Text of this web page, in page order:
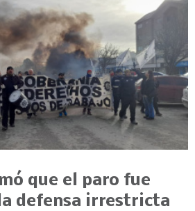
que el paro fue
defensa irrestricta